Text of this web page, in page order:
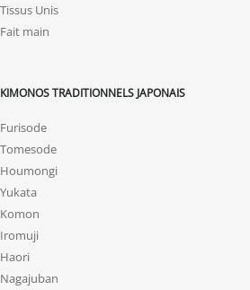
Tissus Unis
Fait main
KIMONOS TRADITIONNELS JAPONAIS
Furisode
Tomesode
Houmongi
Yukata
Komon
Iromuji
Haori
Nagajuban